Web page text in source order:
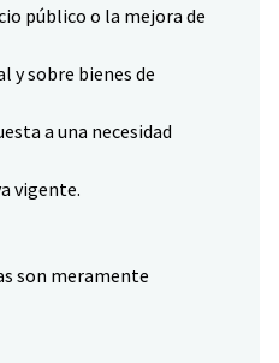
público o la mejora de
y sobre bienes de
a una necesidad
vigente.
son meramente